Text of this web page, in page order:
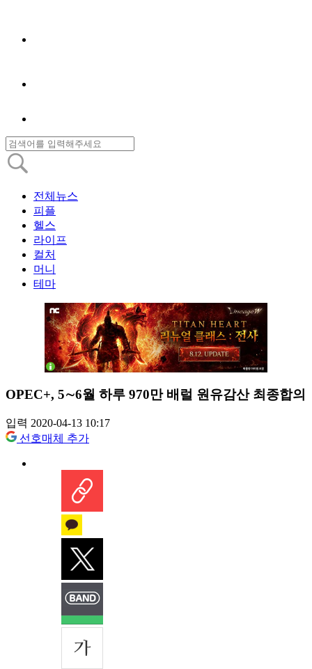
전체뉴스
피플
헬스
라이프
컬처
머니
테마
OPEC+, 5∼6월 하루 970만 배럴 원유감산 최종합의
입력 2020-04-13 10:17
선호매체 추가